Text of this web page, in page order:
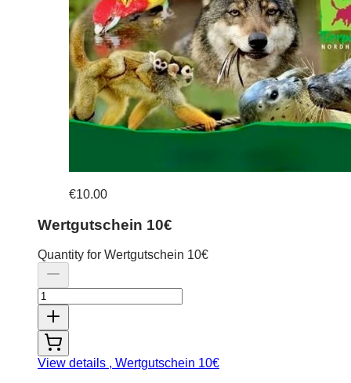
€10.00
Wertgutschein 10€
Quantity for Wertgutschein 10€
View details , Wertgutschein 10€